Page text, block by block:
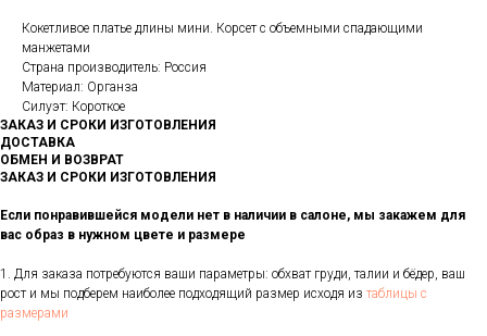
Кокетливое платье длины мини. Корсет с объемными спадающими
манжетами
Страна производитель: Россия
Материал: Органза
Силуэт: Короткое
ЗАКАЗ И СРОКИ ИЗГОТОВЛЕНИЯ
ДОСТАВКА
ОБМЕН И ВОЗВРАТ
ЗАКАЗ И СРОКИ ИЗГОТОВЛЕНИЯ
Если понравившейся модели нет в наличии в салоне, мы закажем для
вас образ в нужном цвете и размере
1. Для заказа потребуются ваши параметры: обхват груди, талии и бёдер, ваш
рост и мы подберем наиболее подходящий размер исходя из таблицы с
размерами